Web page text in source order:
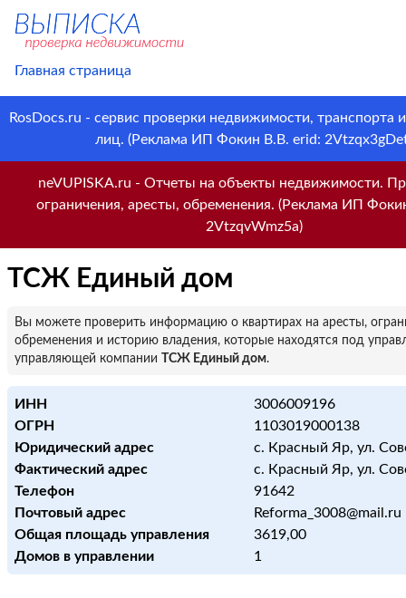
Главная страница
RosDocs.ru - сервис проверки недвижимости, транспорта
лиц. (Реклама ИП Фокин В.В. erid:
neVUPISKA.ru - Отчеты на объекты недвижимости.
ограничения, аресты, обременения. (Реклама ИП
2VtzqvWmz5a)
ТСЖ Единый дом
Вы можете проверить информацию о квартирах на аресты,
обременения и историю владения, которые находятся под
управляющей компании
ТСЖ Единый дом.
ИНН
3006009196
ОГРН
1103019000138
Юридический адрес
с. Красный Яр, ул.
Фактический адрес
с. Красный Яр, ул.
Телефон
91642
Почтовый адрес
Reforma_3008@mail.ru
Общая площадь управления
3619,00
Домов в управлении
1